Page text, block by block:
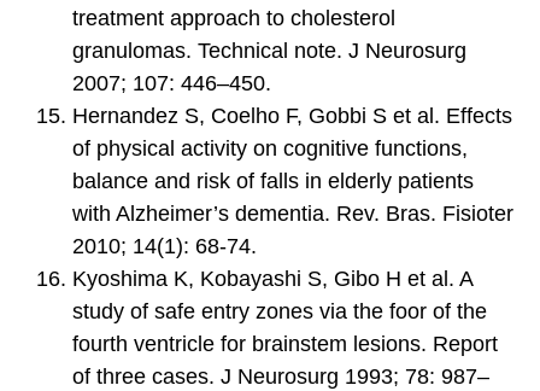
treatment approach to cholesterol
granulomas. Technical note. J Neurosurg
2007; 107: 446–450.
Hernandez S, Coelho F, Gobbi S et al. Effects
of physical activity on cognitive functions,
balance and risk of falls in elderly patients
with Alzheimer’s dementia. Rev. Bras. Fisioter
2010; 14(1): 68-74.
Kyoshima K, Kobayashi S, Gibo H et al. A
study of safe entry zones via the foor of the
fourth ventricle for brainstem lesions. Report
of three cases. J Neurosurg 1993; 78: 987–